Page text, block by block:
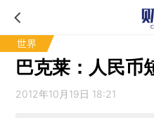
世界
巴克莱：人民币
2012年10月19日 18:21